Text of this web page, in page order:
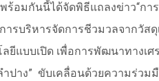
พร้อมกันนี้ได้จัดพิธีแถลงข่าว“กา
ารบริหารจัดการชีวมวลจากวัส
ลยีแบบเปิด เพื่อการพัฒนาทางเ
ปาง” ขับเคลื่อนด้วยความร่วม